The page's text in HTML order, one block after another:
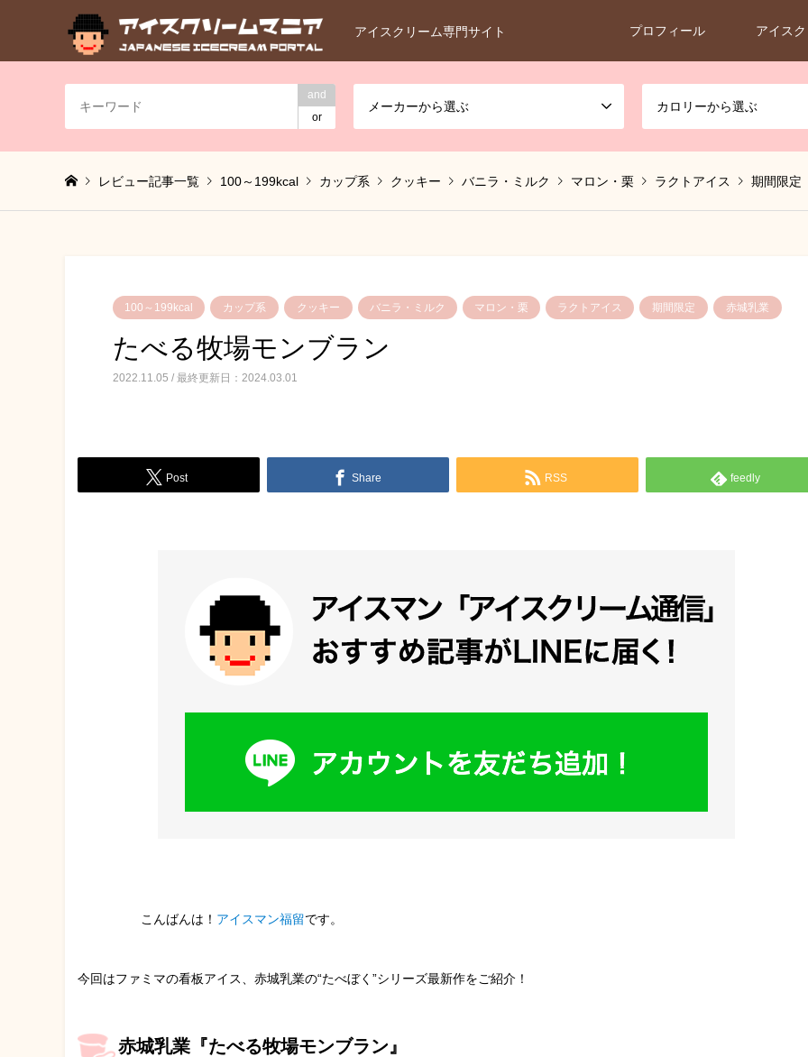
アイスクリーム専門サイト プロフィール アイス
and
or
メーカーから選ぶ カロリーから選ぶ
レビュー記事一覧 100～199kcal カップ系 クッキー バニラ・ミルク マロン・栗 ラクトアイス 期間限定
100～199kcal カップ系 クッキー バニラ・ミルク マロン・栗 ラクトアイス 期間限定 赤城乳業
たべる牧場モンブラン
2022.11.05 / 最終更新日：2024.03.01
Post Share RSS feedly
こんばんは！ アイスマン福留です。
今回はファミマの看板アイス、赤城乳業の“たべぼく”シリーズ最新作をご紹介！
赤城乳業『たべる牧場モンブラン』